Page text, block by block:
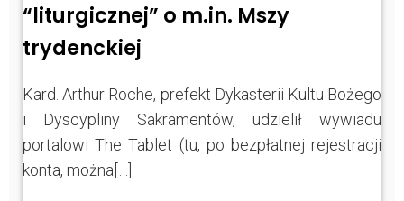
“liturgicznej” o m.in. Mszy
trydenckiej
Kard. Arthur Roche, prefekt Dykasterii Kultu Bożego
i Dyscypliny Sakramentów, udzielił wywiadu
portalowi The Tablet (tu, po bezpłatnej rejestracji
konta, można[…]